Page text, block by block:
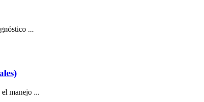
...
manejo ...